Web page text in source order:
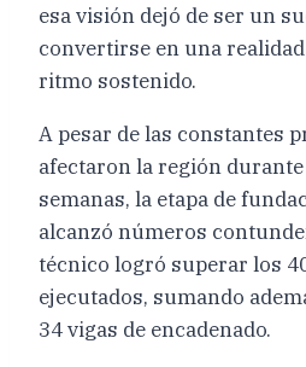
esa visión dejó de ser un
convertirse en una
ritmo sostenido.
A pesar de las constantes
afectaron la región
semanas, la etapa de
alcanzó números
técnico logró superar los
ejecutados, sumando
34 vigas de encadenado.